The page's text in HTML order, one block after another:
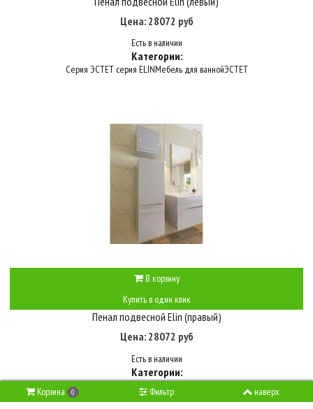
Цена: 28072 руб
Есть в наличии
Категории:
Серия ЭСТЕТ серия ELINМебель для ваннойЭСТЕТ
В корзину
Купить в один клик
Пенал подвесной Elin (правый)
Цена: 28072 руб
Есть в наличии
Категории:
Серия ЭСТЕТ серия ELINМебель для ваннойЭСТЕТ
Корзина 0 Фильтр наверх